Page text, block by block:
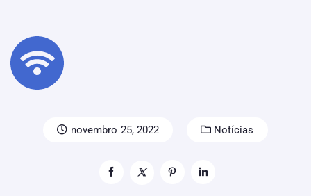
novembro 25, 2022 Notícias